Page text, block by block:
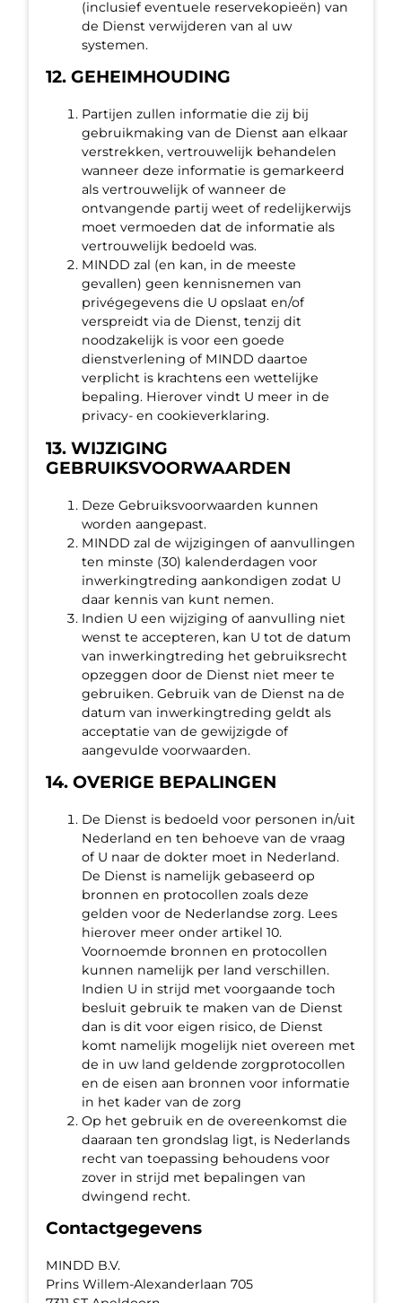
(inclusief eventuele reservekopieën) van
de Dienst verwijderen van al uw
systemen.
12. GEHEIMHOUDING
Partijen zullen informatie die zij bij
gebruikmaking van de Dienst aan elkaar
verstrekken, vertrouwelijk behandelen
wanneer deze informatie is gemarkeerd
als vertrouwelijk of wanneer de
ontvangende partij weet of redelijkerwijs
moet vermoeden dat de informatie als
vertrouwelijk bedoeld was.
MINDD zal (en kan, in de meeste
gevallen) geen kennisnemen van
privégegevens die U opslaat en/of
verspreidt via de Dienst, tenzij dit
noodzakelijk is voor een goede
dienstverlening of MINDD daartoe
verplicht is krachtens een wettelijke
bepaling. Hierover vindt U meer in de
privacy- en cookieverklaring.
13. WIJZIGING
GEBRUIKSVOORWAARDEN
Deze Gebruiksvoorwaarden kunnen
worden aangepast.
MINDD zal de wijzigingen of aanvullingen
ten minste (30) kalenderdagen voor
inwerkingtreding aankondigen zodat U
daar kennis van kunt nemen.
Indien U een wijziging of aanvulling niet
wenst te accepteren, kan U tot de datum
van inwerkingtreding het gebruiksrecht
opzeggen door de Dienst niet meer te
gebruiken. Gebruik van de Dienst na de
datum van inwerkingtreding geldt als
acceptatie van de gewijzigde of
aangevulde voorwaarden.
14. OVERIGE BEPALINGEN
De Dienst is bedoeld voor personen in/uit
Nederland en ten behoeve van de vraag
of U naar de dokter moet in Nederland.
De Dienst is namelijk gebaseerd op
bronnen en protocollen zoals deze
gelden voor de Nederlandse zorg. Lees
hierover meer onder artikel 10.
Voornoemde bronnen en protocollen
kunnen namelijk per land verschillen.
Indien U in strijd met voorgaande toch
besluit gebruik te maken van de Dienst
dan is dit voor eigen risico, de Dienst
komt namelijk mogelijk niet overeen met
de in uw land geldende zorgprotocollen
en de eisen aan bronnen voor informatie
in het kader van de zorg
Op het gebruik en de overeenkomst die
daaraan ten grondslag ligt, is Nederlands
recht van toepassing behoudens voor
zover in strijd met bepalingen van
dwingend recht.
Contactgegevens
MINDD B.V.
Prins Willem-Alexanderlaan 705